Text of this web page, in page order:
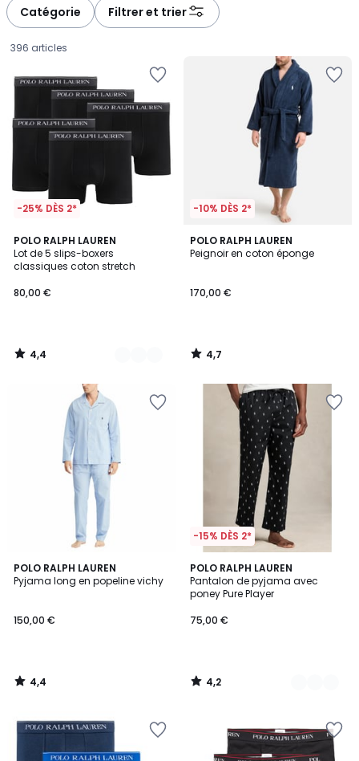
Catégorie Filtrer et trier
396 articles
-25% DÈS 2*
POLO RALPH LAUREN
Lot de 5 slips-boxers
classiques coton stretch
€.
80,00 €
4,4
/ 5
8
Couleurs
4,4
/
-10% DÈS 2*
POLO RALPH LAUREN
Peignoir en coton éponge
170,00 €
4,7
/ 5
4,7
/
POLO RALPH LAUREN
Pyjama long en popeline vichy
150,00 €
4,4
/ 5
4,4
/
-15% DÈS 2*
POLO RALPH LAUREN
Pantalon de pyjama avec
poney Pure Player
75,00 €
4,2
/ 5
3
Couleurs
4,2
/